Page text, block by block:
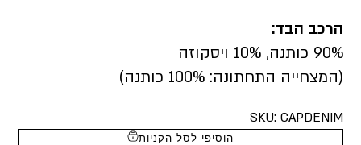
הרכב הבד:
90% כותנה, 10% ויסקוזה
(המצחייה התחתונה: 100% כותנה)
SKU: CAPDENIM
הוסיפי לסל הקניות